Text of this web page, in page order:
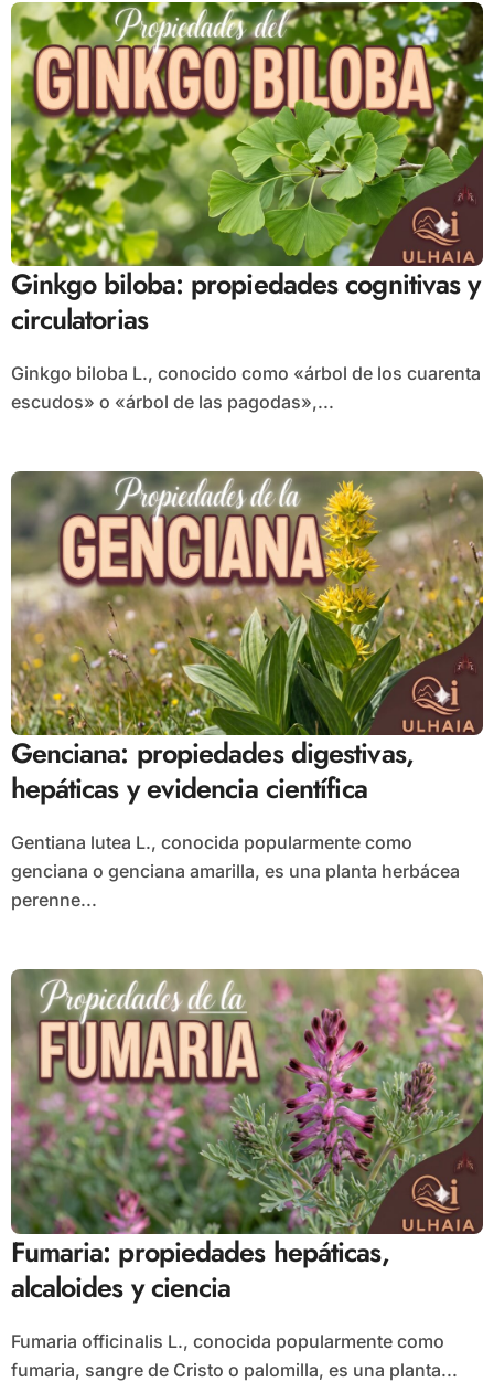
Ginkgo biloba: propiedades cognitivas y
circulatorias
Ginkgo biloba L., conocido como «árbol de los cuarenta
escudos» o «árbol de las pagodas»,...
Genciana: propiedades digestivas,
hepáticas y evidencia científica
Gentiana lutea L., conocida popularmente como
genciana o genciana amarilla, es una planta herbácea
perenne...
Fumaria: propiedades hepáticas,
alcaloides y ciencia
Fumaria officinalis L., conocida popularmente como
fumaria, sangre de Cristo o palomilla, es una planta...